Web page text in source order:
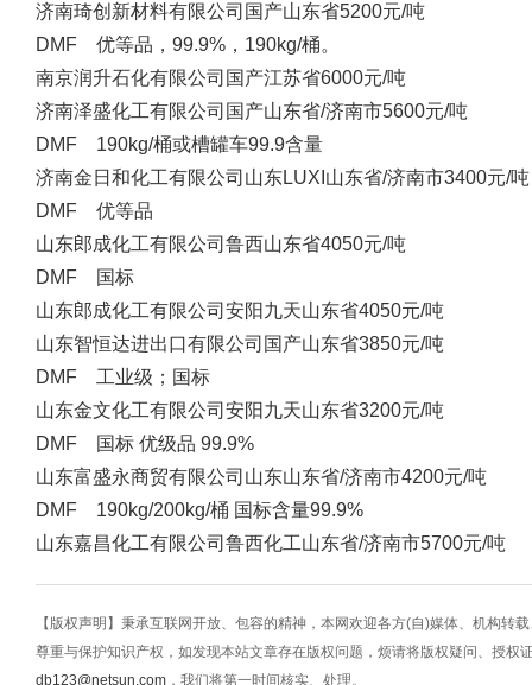
济南琦创新材料有限公司 国产山东省5200元/吨
DMF 优等品，99.9%，190kg/桶。
南京润升石化有限公司 国产江苏省6000元/吨
济南泽盛化工有限公司 国产山东省/济南市5600元/吨
DMF 190kg/桶或槽罐车99.9含量
济南金日和化工有限公司 山东LUXI 山东省/济南市3400元/吨
DMF 优等品
山东郎成化工有限公司 鲁西山东省4050元/吨
DMF 国标
山东郎成化工有限公司 安阳九天山东省4050元/吨
山东智恒达进出口有限公司 国产山东省3850元/吨
DMF 工业级；国标
山东金文化工有限公司 安阳九天山东省3200元/吨
DMF 国标 优级品 99.9%
山东富盛永商贸有限公司 山东山东省/济南市4200元/吨
DMF 190kg/200kg/桶 国标含量99.9%
山东嘉昌化工有限公司 鲁西化工山东省/济南市5700元/吨
【版权声明】秉承互联网开放、包容的精神，本网欢迎各方(自)媒体、机构转
尊重与保护知识产权，如发现本站文章存在版权问题，烦请将版权疑问、授权
db123@netsun.com ，我们将第一时间核实、处理。